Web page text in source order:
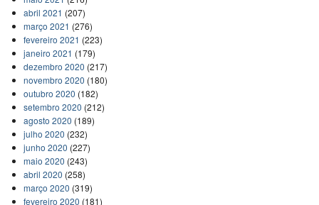
abril 2021 (207)
março 2021 (276)
fevereiro 2021 (223)
janeiro 2021 (179)
dezembro 2020 (217)
novembro 2020 (180)
outubro 2020 (182)
setembro 2020 (212)
agosto 2020 (189)
julho 2020 (232)
junho 2020 (227)
maio 2020 (243)
abril 2020 (258)
março 2020 (319)
fevereiro 2020 (181)